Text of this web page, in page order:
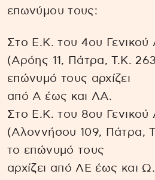
επωνύμου τους:
Στο Ε.Κ. του 4ου Γενικού
(Αρόης 11, Πάτρα, Τ.Κ.
επώνυμό τους αρχίζει
από Α έως και ΛΑ.
Στο Ε.Κ. του 8ου Γενικού
(Αλοννήσου 109, Πάτρα,
το επώνυμό τους
αρχίζει από ΛΕ έως και Ω.